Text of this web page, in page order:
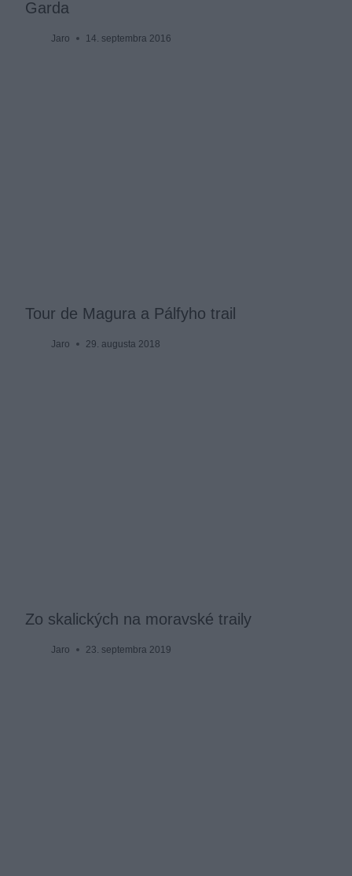
Garda
Jaro 14. septembra 2016
Tour de Magura a Pálfyho trail
Jaro 29. augusta 2018
Zo skalických na moravské traily
Jaro 23. septembra 2019